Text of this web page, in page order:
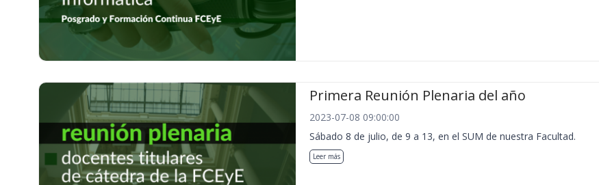
Primera Reunión Plenaria del año
2023-07-08 09:00:00
Sábado 8 de julio, de 9 a 13, en el SUM de nuestra Facultad.
Leer más